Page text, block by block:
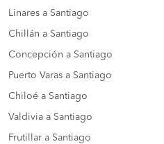
Linares a Santiago
Chillán a Santiago
Concepción a Santiago
Puerto Varas a Santiago
Chiloé a Santiago
Valdivia a Santiago
Frutillar a Santiago